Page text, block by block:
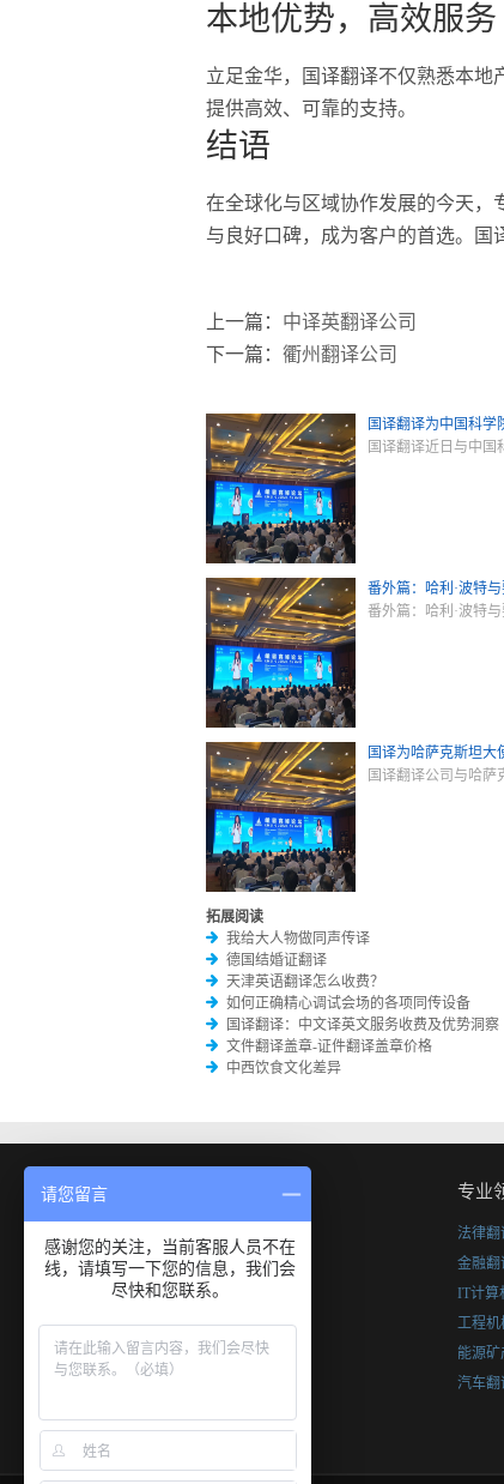
本地优势，高效服务
立足金华，国译翻译不仅熟悉本
提供高效、可靠的支持。
结语
在全球化与区域协作发展的今天，
与良好口碑，成为客户的首选。国
上一篇： 中译英翻译公司
下一篇： 衢州翻译公司
国译翻译为中国科学
国译翻译近日与中国
番外篇：哈利·波特
番外篇：哈利·波特
国译为哈萨克斯坦大
国译翻译公司与哈萨
拓展阅读
我给大人物做同声传译
德国结婚证翻译
天津英语翻译怎么收费？
如何正确精心调试会场的各项同传设备
国译翻译：中文译英文服务收费及优势洞察
文件翻译盖章-证件翻译盖章价格
中西饮食文化差异
国译翻译
翻译资质
专业
法律翻
金融翻
IT计算
工程机
能源矿
汽车翻
请您留言
感谢您的关注，当前客服人员不在
线，请填写一下您的信息，我们会
尽快和您联系。